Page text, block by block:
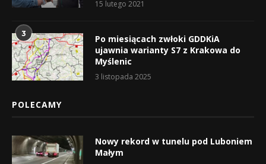
15 lutego 2021
3
Po miesiącach zwłoki GDDKiA
ujawnia warianty S7 z Krakowa do
Myślenic
3 listopada 2025
POLECAMY
Nowy rekord w tunelu pod Luboniem
Małym